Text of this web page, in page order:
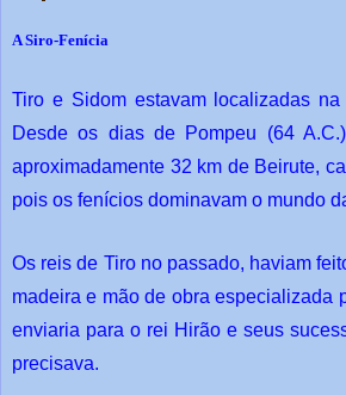
A Siro-Fenícia
Tiro e Sidom estavam localizadas
Desde os dias de Pompeu (64
aproximadamente 32 km de Beirute,
pois os fenícios dominavam o mundo
Os reis de Tiro no passado, haviam
madeira e mão de obra especializada
enviaria para o rei Hirão e seus
precisava.